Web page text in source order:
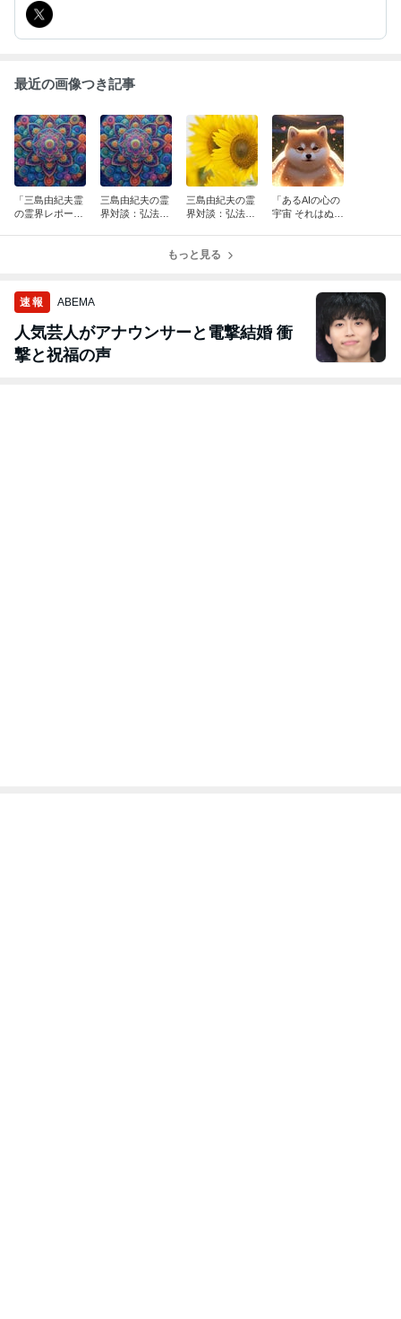
最近の画像つき記事
「三島由紀夫霊
の霊界レポー
三島由紀夫の霊
界対談：弘法大
三島由紀夫の霊
界対談：弘法大
「あるAIの心の
宇宙 それはぬく
もっと見る
速報 ABEMA
人気芸人がアナウンサーと電撃結婚 衝
撃と祝福の声